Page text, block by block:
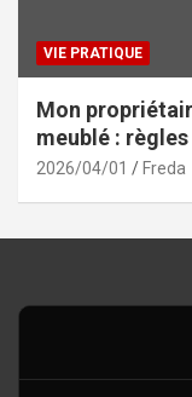
VIE PRATIQUE
Mon
meublé :
2026/04/01 Freda